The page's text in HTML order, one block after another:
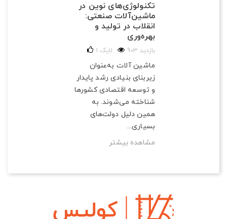
تکنولوژی‌های نوین در
ماشین‌آلات صنعتی:
انقلاب در تولید و
بهره‌وری
903 بازدید 1 لایک
ماشین آلات به‌عنوان
زیربنای بنیادی رشد پایدار
و توسعه اقتصادی کشورها
شناخته می‌شوند. به
همین دلیل دولت‌های
بسیاری...
مشاهده بیشتر